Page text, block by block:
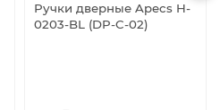
Ручки дверные Apecs H-
0203-BL (DP-C-02)